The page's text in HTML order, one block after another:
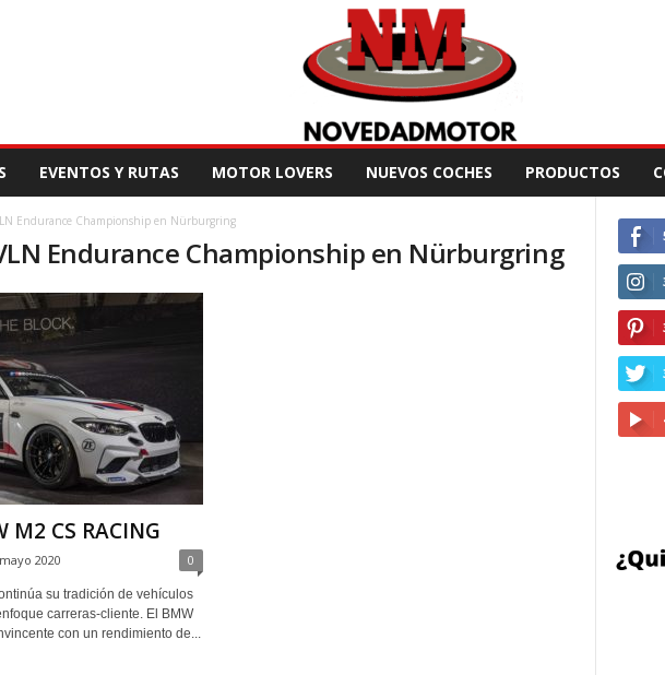
EVENTOS Y RUTAS MOTOR LOVERS NUEVOS COCHES PRODUCTOS
Endurance Championship en Nürburgring
Endurance Championship en Nürburgring
M2 CS RACING
2020 0
su tradición de vehículos
carreras-cliente. El BMW
con un rendimiento de...